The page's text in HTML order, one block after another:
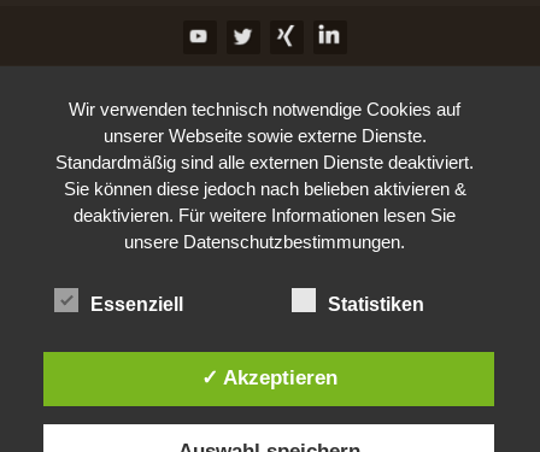
Wir verwenden technisch notwendige Cookies auf
unserer Webseite sowie externe Dienste.
Standardmäßig sind alle externen Dienste deaktiviert.
Sie können diese jedoch nach belieben aktivieren &
deaktivieren. Für weitere Informationen lesen Sie
unsere Datenschutzbestimmungen.
Essenziell Statistiken
✓ Akzeptieren